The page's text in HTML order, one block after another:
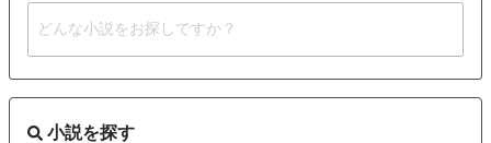
小説を探す